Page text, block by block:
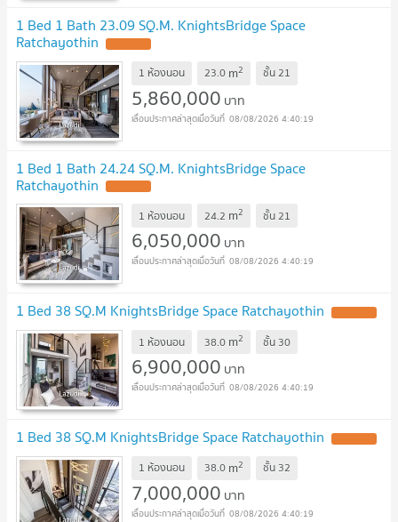
1 Bed 1 Bath 23.09 SQ.M. KnightsBridge Space
Ratchayothin
1 ห้องนอน 23.0 m2 ชั้น21
5,860,000 บาท
08/08/2026 4:40:19
1 Bed 1 Bath 24.24 SQ.M. KnightsBridge Space
Ratchayothin
1 ห้องนอน 24.2 m2 ชั้น21
6,050,000 บาท
08/08/2026 4:40:19
1 Bed 38 SQ.M KnightsBridge Space Ratchayothin
1 ห้องนอน 38.0 m2 ชั้น 30
6,900,000 บาท
08/08/2026 4:40:19
1 Bed 38 SQ.M KnightsBridge Space Ratchayothin
1 ห้องนอน 38.0 m2 ชั้น 32
7,000,000 บาท
08/08/2026 4:40:19